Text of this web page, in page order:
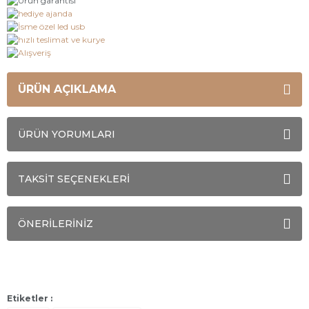
ÜRÜN AÇIKLAMA
ÜRÜN YORUMLARI
TAKSİT SEÇENEKLERİ
ÖNERİLERİNİZ
Etiketler :